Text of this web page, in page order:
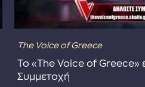
The Voice of Greece
Το «The Voice of Greece»
Συμμετοχή